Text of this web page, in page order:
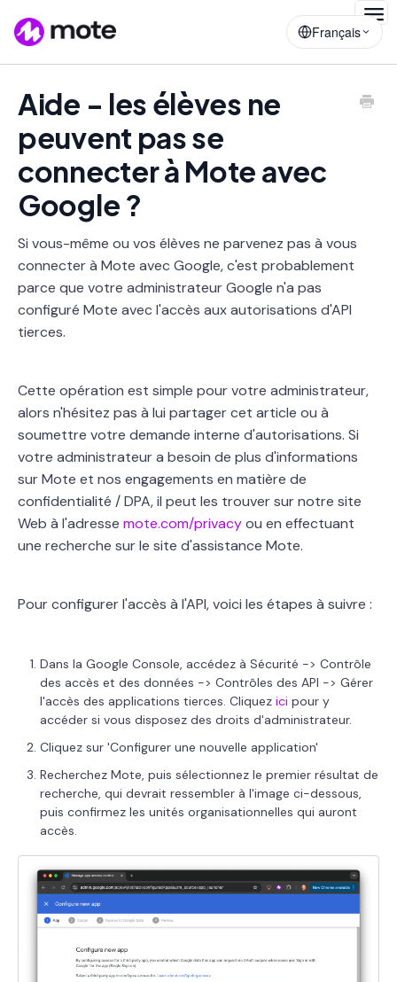
Français
Aide - les élèves ne
peuvent pas se
connecter à Mote avec
Google ?
Si vous-même ou vos élèves ne parvenez pas à vous
connecter à Mote avec Google, c'est probablement
parce que votre administrateur Google n'a pas
configuré Mote avec l'accès aux autorisations d'API
tierces.
Cette opération est simple pour votre administrateur,
alors n'hésitez pas à lui partager cet article ou à
soumettre votre demande interne d'autorisations. Si
votre administrateur a besoin de plus d'informations
sur Mote et nos engagements en matière de
confidentialité / DPA, il peut les trouver sur notre site
Web à l'adresse mote.com/privacyou en effectuant
une recherche sur le site d'assistance Mote.
Pour configurer l'accès à l'API, voici les étapes à suivre :
Dans la Google Console, accédez à Sécurité -> Contrôle
des accès et des données -> Contrôles des API -> Gérer
l'accès des applications tierces. Cliquez ici pour y
accéder si vous disposez des droits d'administrateur.
Cliquez sur 'Configurer une nouvelle application'
Recherchez Mote, puis sélectionnez le premier résultat de
recherche, qui devrait ressembler à l'image ci-dessous,
puis confirmez les unités organisationnelles qui auront
accès.